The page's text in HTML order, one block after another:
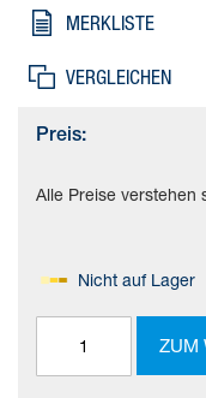
MERKLISTE
VERGLEICHEN
Preis:
Alle Preise verstehen
Nicht auf Lager
ZUM